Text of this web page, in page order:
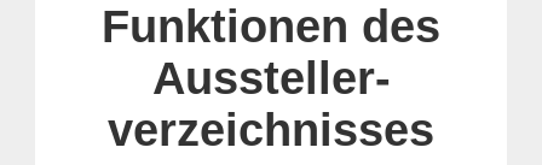
Funktionen des
Aussteller-
verzeichnisses